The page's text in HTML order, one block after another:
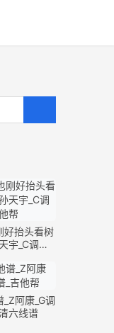
好抬头看树
宇_C调弹
阿康_G调
六线谱